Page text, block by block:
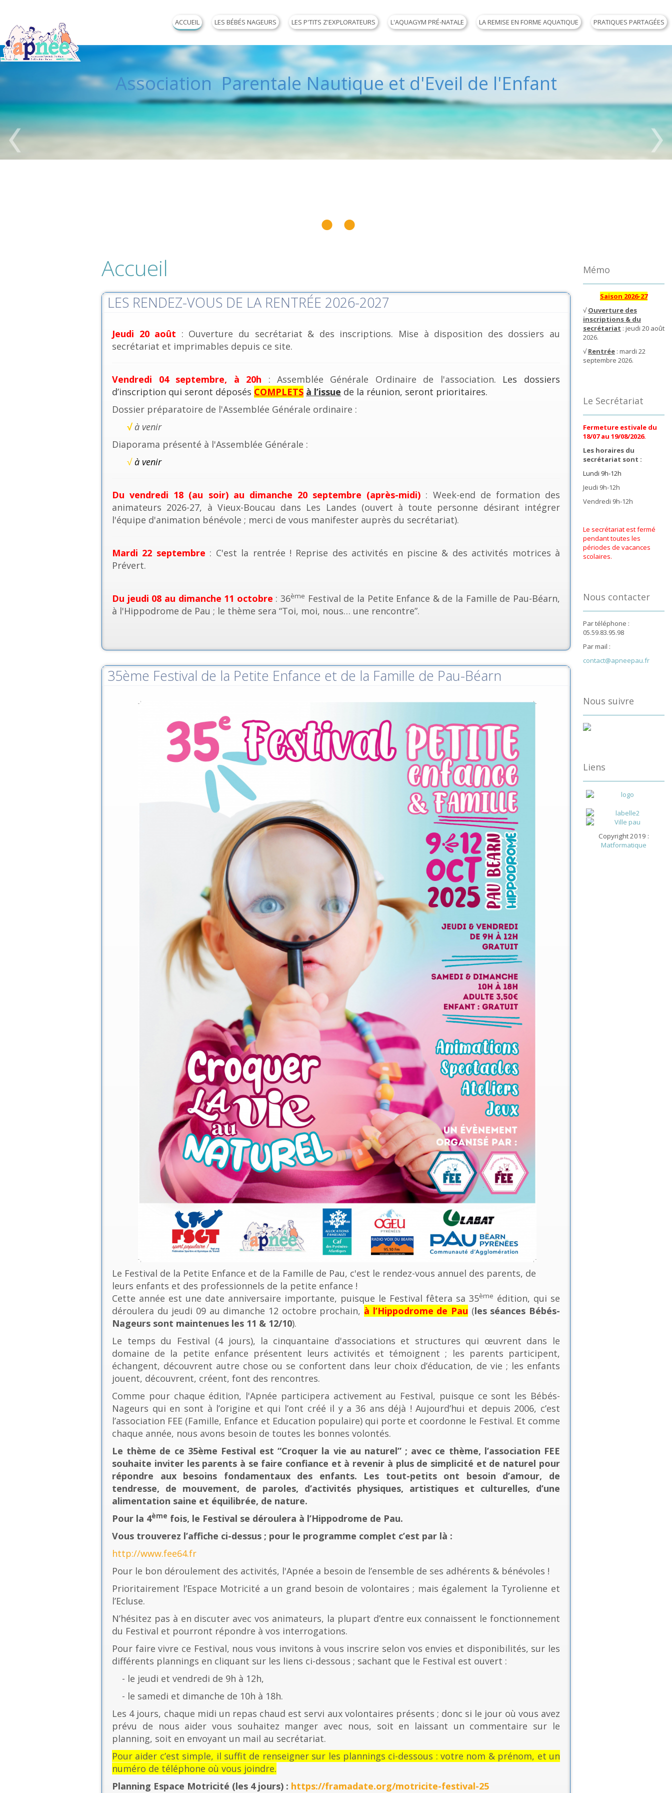
ACCUEIL LES BÉBÉS NAGEURS LES P'TITS Z'EXPLORATEURS L'AQUAGYM PRÉ-NATALE LA REMISE EN FORME AQUATIQUE PRATIQUES PARTAGÉES
Association Parentale Nautique et d'Eveil de l'Enfant
Accueil
LES RENDEZ-VOUS DE LA RENTRÉE 2026-2027
Jeudi 20 août : Ouverture du secrétariat & des inscriptions. Mise à disposition des dossiers au
secrétariat et imprimables depuis ce site.
Vendredi 04 septembre, à 20h : Assemblée Générale Ordinaire de l'association. Les dossiers
d’inscription qui seront déposés COMPLETS à l’issue de la réunion, seront prioritaires.
Dossier préparatoire de l'Assemblée Générale ordinaire :
√ à venir
Diaporama présenté à l'Assemblée Générale :
√à venir
Du vendredi 18 (au soir) au dimanche 20 septembre (après-midi) : Week-end de formation des
animateurs 2026-27, à Vieux-Boucau dans Les Landes (ouvert à toute personne désirant intégrer
l'équipe d'animation bénévole ; merci de vous manifester auprès du secrétariat).
Mardi 22 septembre : C'est la rentrée ! Reprise des activités en piscine & des activités motrices à
Prévert.
Du jeudi 08 au dimanche 11 octobre : 36ème Festival de la Petite Enfance & de la Famille de Pau-Béarn,
à l'Hippodrome de Pau ; le thème sera “Toi, moi, nous… une rencontre”.
35ème Festival de la Petite Enfance et de la Famille de Pau-Béarn
Le Festival de la Petite Enfance et de la Famille de Pau, c'est le rendez-vous annuel des parents, de
leurs enfants et des professionnels de la petite enfance !
Cette année est une date anniversaire importante, puisque le Festival fêtera sa 35ème édition, qui se
déroulera du jeudi 09 au dimanche 12 octobre prochain, à l’Hippodrome de Pau (les séances Bébés-
Nageurs sont maintenues les 11 & 12/10).
Le temps du Festival (4 jours), la cinquantaine d'associations et structures qui œuvrent dans le
domaine de la petite enfance présentent leurs activités et témoignent ; les parents participent,
échangent, découvrent autre chose ou se confortent dans leur choix d’éducation, de vie ; les enfants
jouent, découvrent, créent, font des rencontres.
Comme pour chaque édition, l'Apnée participera activement au Festival, puisque ce sont les Bébés-
Nageurs qui en sont à l’origine et qui l’ont créé il y a 36 ans déjà ! Aujourd’hui et depuis 2006, c’est
l’association FEE (Famille, Enfance et Education populaire) qui porte et coordonne le Festival. Et comme
chaque année, nous avons besoin de toutes les bonnes volontés.
Le thème de ce 35ème Festival est “Croquer la vie au naturel” ; avec ce thème, l’association FEE
souhaite inviter les parents à se faire confiance et à revenir à plus de simplicité et de naturel pour
répondre aux besoins fondamentaux des enfants. Les tout-petits ont besoin d’amour, de
tendresse, de mouvement, de paroles, d’activités physiques, artistiques et culturelles, d’une
alimentation saine et équilibrée, de nature.
Pour la 4ème fois, le Festival se déroulera à l’Hippodrome de Pau.
Vous trouverez l’affiche ci-dessus ; pour le programme complet c’est par là :
http://www.fee64.fr
Pour le bon déroulement des activités, l'Apnée a besoin de l’ensemble de ses adhérents & bénévoles !
Prioritairement l’Espace Motricité a un grand besoin de volontaires ; mais également la Tyrolienne et
l’Ecluse.
N’hésitez pas à en discuter avec vos animateurs, la plupart d’entre eux connaissent le fonctionnement
du Festival et pourront répondre à vos interrogations.
Pour faire vivre ce Festival, nous vous invitons à vous inscrire selon vos envies et disponibilités, sur les
différents plannings en cliquant sur les liens ci-dessous ; sachant que le Festival est ouvert :
- le jeudi et vendredi de 9h à 12h,
- le samedi et dimanche de 10h à 18h.
Les 4 jours, chaque midi un repas chaud est servi aux volontaires présents ; donc si le jour où vous avez
prévu de nous aider vous souhaitez manger avec nous, soit en laissant un commentaire sur le
planning, soit en envoyant un mail au secrétariat.
Pour aider c’est simple, il suffit de renseigner sur les plannings ci-dessous : votre nom & prénom, et un
numéro de téléphone où vous joindre.
Planning Espace Motricité (les 4 jours) : https://framadate.org/motricite-festival-25
Mémo
Saison 2026-27
√Ouverture des
inscriptions & du
secrétariat : jeudi 20 août
2026.
√Rentrée: mardi 22
septembre 2026.
Le Secrétariat
Fermeture estivale du
18/07 au 19/08/2026.
Les horaires du
secrétariat sont :
Lundi 9h-12h
Jeudi 9h-12h
Vendredi 9h-12h
Le secrétariat est fermé
pendant toutes les
périodes de vacances
scolaires.
Nous contacter
Par téléphone :
05.59.83.95.98
Par mail :
contact@apneepau.fr
Nous suivre
Liens
Copyright 2019 :
Matformatique